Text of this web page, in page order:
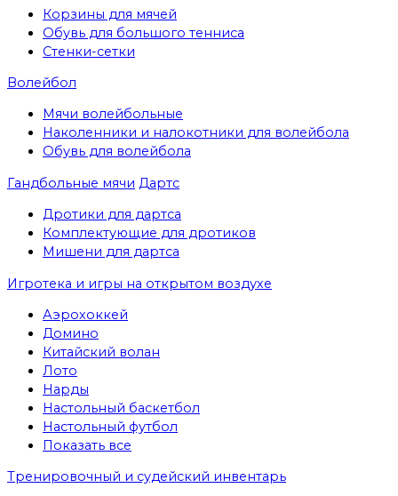
Корзины для мячей
Обувь для большого тенниса
Стенки-сетки
Волейбол
Мячи волейбольные
Наколенники и налокотники для волейбола
Обувь для волейбола
Гандбольные мячи Дартс
Дротики для дартса
Комплектующие для дротиков
Мишени для дартса
Игротека и игры на открытом воздухе
Аэрохоккей
Домино
Китайский волан
Лото
Нарды
Настольный баскетбол
Настольный футбол
Показать все
Тренировочный и судейский инвентарь